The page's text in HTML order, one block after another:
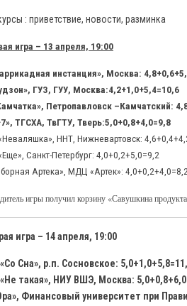
: приветствие, новости, разминка
игра – 13 апреля, 19:00
инстанция», Москва:
ГУЗ, ГУУ, Москва:4,2+1,0+5,4=10,6
Петропавловск –Камчатский:
ТГСХА, ТвГТУ, Тверь:5,0+0,8+4,0=9,8
ННТ, Нижневартовск:
Санкт-Петербург: 4,0+0,2+5,0=9,2
Артека», МДЦ «Артек»:
игры получил корзину «Савушкина
игра – 14 апреля, 19:00
Сна», р.п. Сосновское:
такая», НИУ ВШЭ, Москва:
Финансовый университет при